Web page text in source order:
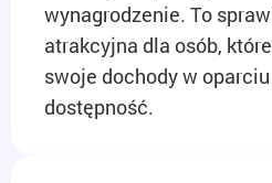
wynagrodzenie. To
atrakcyjna dla osób,
swoje dochody w
dostępność.